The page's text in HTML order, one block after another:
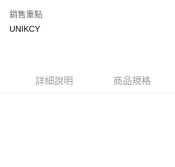
7-11取貨付款［需3-5個工作天不含預購商品］
銷售重點
UNIKCY
詳細說明 商品規格